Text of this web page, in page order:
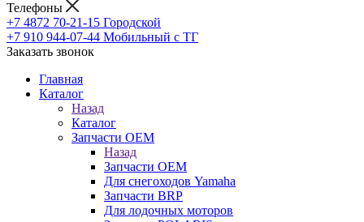
Телефоны
+7 4872 70-21-15 Городской
+7 910 944-07-44 Мобильный с ТГ
Заказать звонок
Главная
Каталог
Назад
Каталог
Запчасти OEM
Назад
Запчасти OEM
Для снегоходов Yamaha
Запчасти BRP
Для лодочных моторов